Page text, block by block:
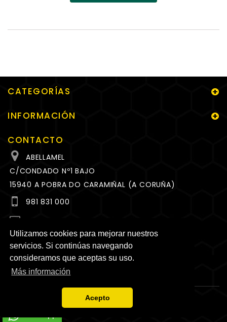
Utilizamos cookies para mejorar nuestros
servicios. Si continúas navegando
consideramos que aceptas su uso.
Más información
Acepto
CATEGORÍAS
INFORMACIÓN
CONTACTO
ABELLAMEL
C/CONDADO Nº1 BAJO
15940 A POBRA DO CARAMIÑAL (A CORUÑA)
981 831 000
HORARIO
LUNES A VIERNES
10:00 A 14:00 Y 17:00 A 20:00 H.